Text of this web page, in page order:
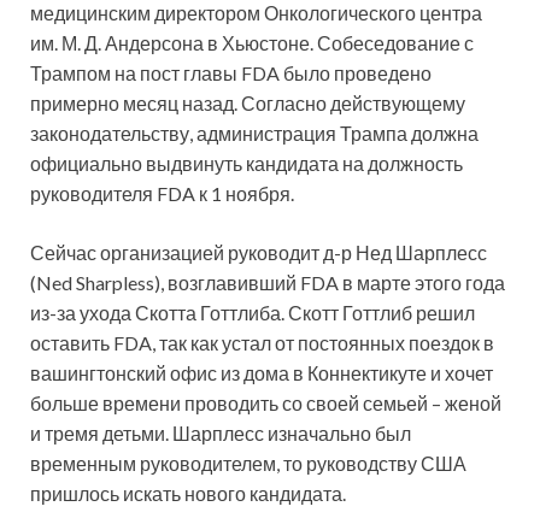
медицинским директором Онкологического центра
им. М. Д. Андерсона в Хьюстоне. Собеседование с
Трампом на пост главы FDA было проведено
примерно месяц назад. Согласно действующему
законодательству, администрация Трампа должна
официально выдвинуть кандидата на должность
руководителя FDA к 1 ноября.
Сейчас организацией руководит д-р Нед Шарплесс
(Ned Sharpless), возглавивший FDA в марте этого года
из-за ухода Скотта Готтлиба. Скотт Готтлиб решил
оставить FDA, так как устал от постоянных поездок в
вашингтонский офис из дома в Коннектикуте и хочет
больше времени проводить со своей семьей – женой
и тремя детьми. Шарплесс изначально был
временным руководителем, то руководству США
пришлось искать нового кандидата.